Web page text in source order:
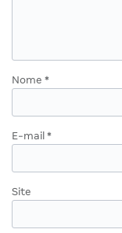
Nome *
E-mail *
Site